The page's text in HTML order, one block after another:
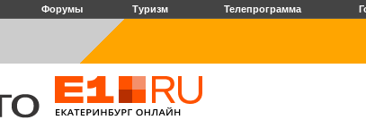
Форумы Туризм Телепрограмма